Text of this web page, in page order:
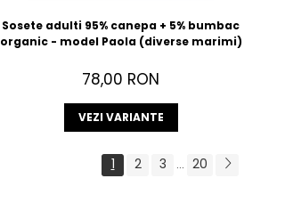
Sosete adulti 95% canepa + 5% bumbac
organic - model Paola (diverse marimi)
78,00 RON
VEZI VARIANTE
1 2 3 ... 20